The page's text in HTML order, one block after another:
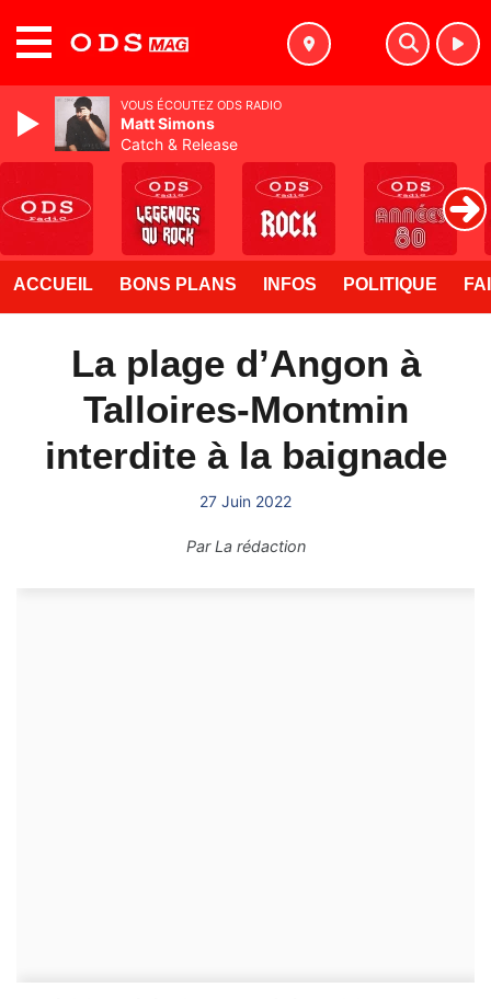
ACCUEIL BONS PLANS INFOS POLITIQUE
La plage d’Angon à
Talloires-Montmin
interdite à la baignade
27 Juin 2022
ParLa rédaction
VOUS ÉCOUTEZ ODS RADIO
Matt Simons
Catch & Release